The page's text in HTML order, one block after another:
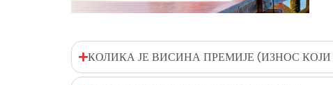
КОЛИКА ЈЕ ВИСИНА ПРЕМИЈЕ (ИЗНОС